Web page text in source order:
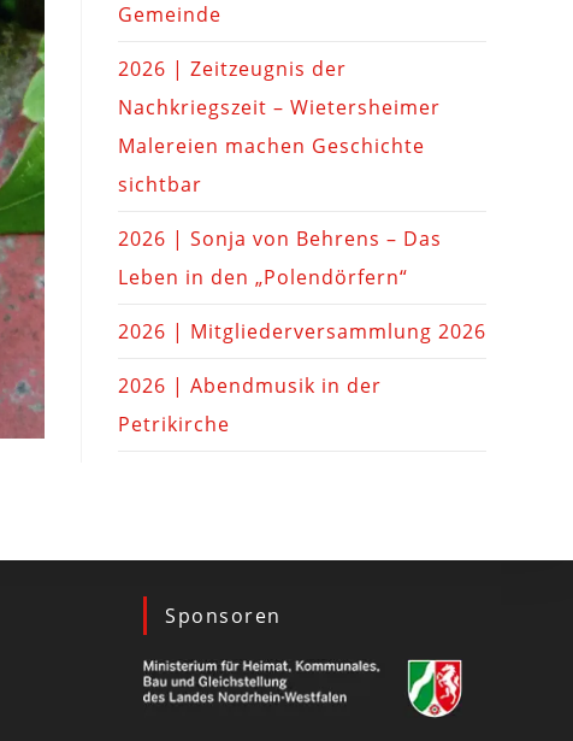
Gemeinde
2026 | Zeitzeugnis der
Nachkriegszeit – Wietersheimer
Malereien machen Geschichte
sichtbar
2026 | Sonja von Behrens – Das
Leben in den „Polendörfern“
2026 | Mitgliederversammlung 2026
2026 | Abendmusik in der
Petrikirche
Sponsoren